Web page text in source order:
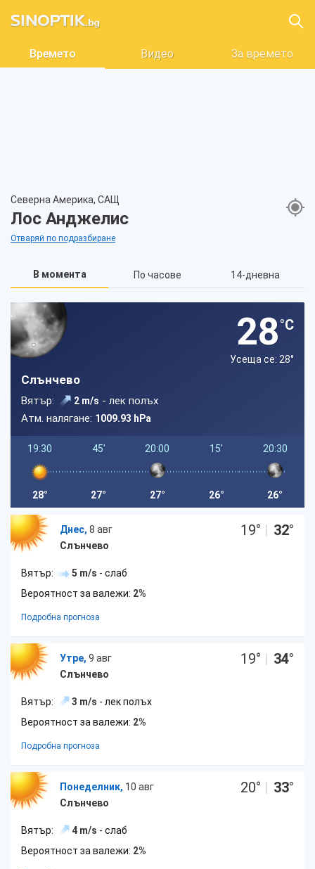
Времето Видео За времето
Северна Америка, САЩ
Лос Анджелис
Отваряй по подразбиране
В момента По часове 14-дневна
28°C
Усеща се: 28°
Слънчево
Вятър: 2 m/s - лек полъх
Атм. налягане: 1009.93 hPa
19:30
28°
45'
27°
20:00
27°
15'
26°
20:30
26°
Днес, 8 авг
Слънчево
19° | 32°
Вятър: 5 m/s - слаб
Вероятност за валежи: 2%
Подробна прогноза
Утре, 9 авг
Слънчево
19° | 34°
Вятър: 3 m/s - лек полъх
Вероятност за валежи: 2%
Подробна прогноза
Понеделник, 10 авг
Слънчево
20° | 33°
Вятър: 4 m/s - слаб
Вероятност за валежи: 2%